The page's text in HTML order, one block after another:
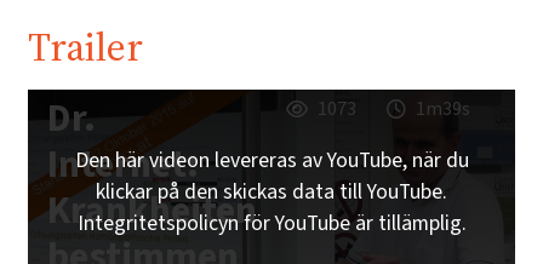
Trailer
Dr.
Internet:
Krankheiten
1073 1m39s
Den här videon levereras av YouTube, när du
klickar på den skickas data till YouTube.
Integritetspolicyn för YouTube är tillämplig.